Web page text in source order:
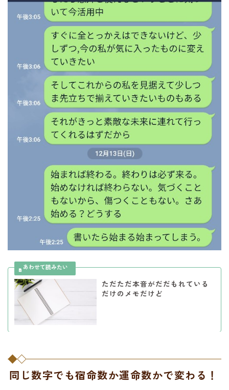
ただただ本音がだだもれている
だけのメモだけど
同じ数字でも宿命数か運命数かで変わる！